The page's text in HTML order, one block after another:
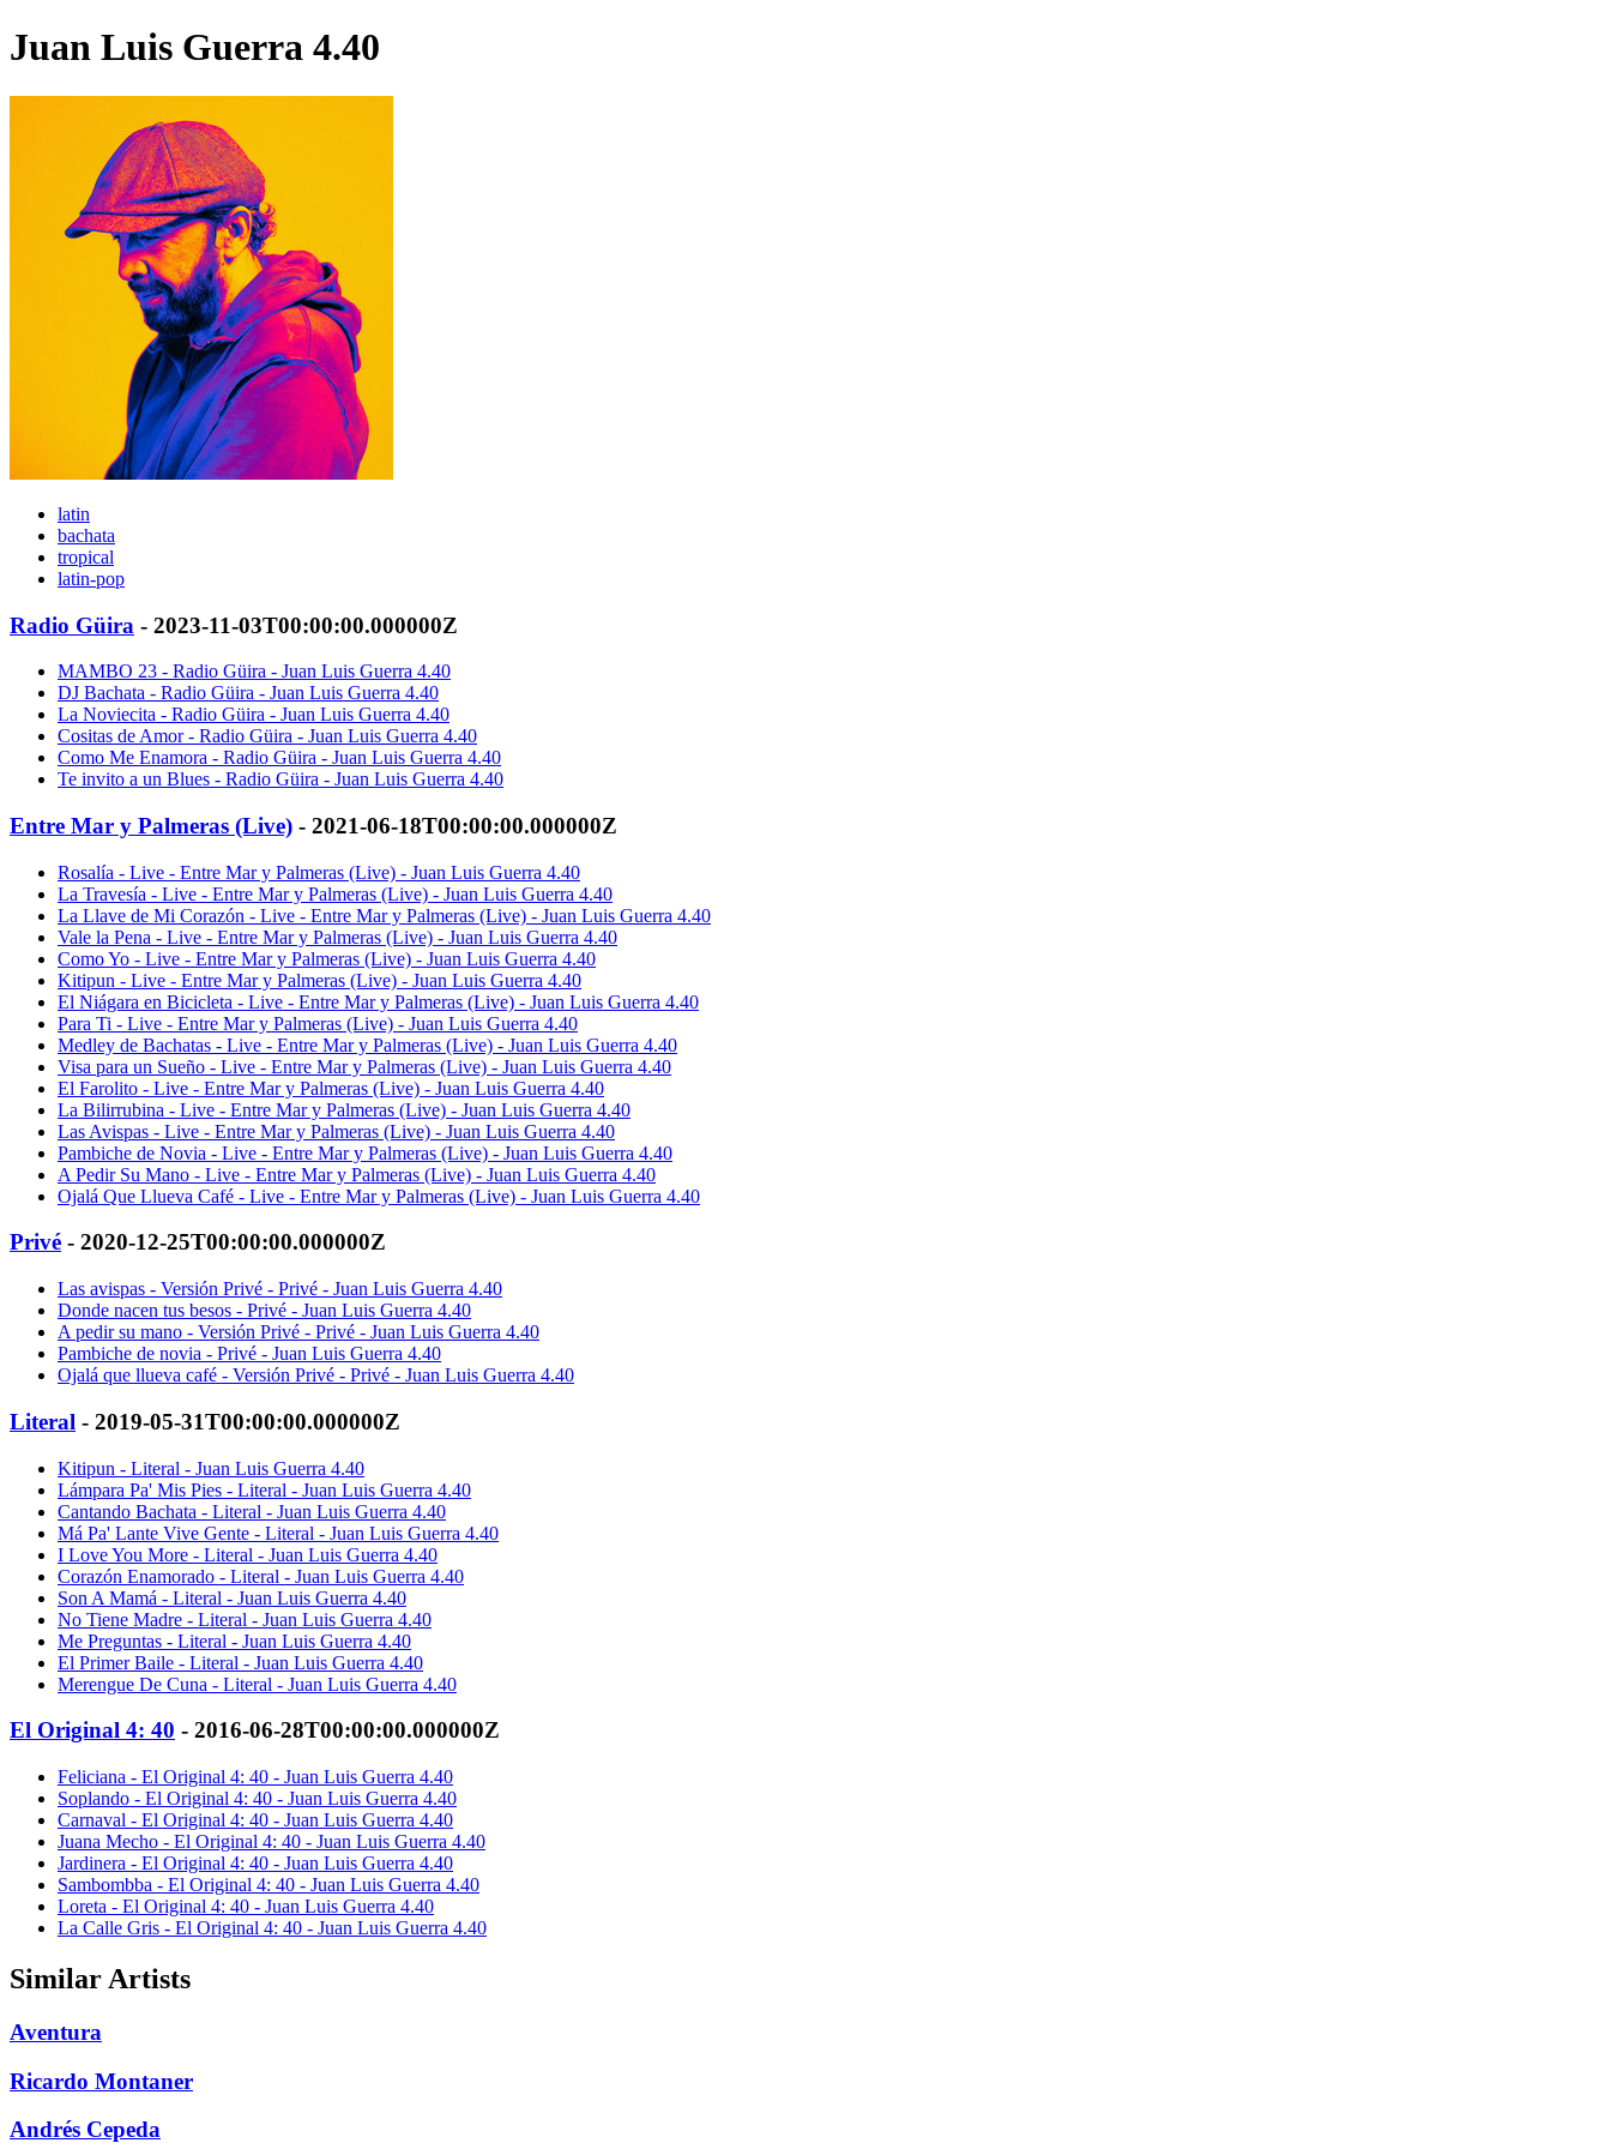
Juan Luis Guerra 4.40
latin
bachata
tropical
latin-pop
Radio Güira - 2023-11-03T00:00:00.000000Z
MAMBO 23 - Radio Güira - Juan Luis Guerra 4.40
DJ Bachata - Radio Güira - Juan Luis Guerra 4.40
La Noviecita - Radio Güira - Juan Luis Guerra 4.40
Cositas de Amor - Radio Güira - Juan Luis Guerra 4.40
Como Me Enamora - Radio Güira - Juan Luis Guerra 4.40
Te invito a un Blues - Radio Güira - Juan Luis Guerra 4.40
Entre Mar y Palmeras (Live) - 2021-06-18T00:00:00.000000Z
Rosalía - Live - Entre Mar y Palmeras (Live) - Juan Luis Guerra 4.40
La Travesía - Live - Entre Mar y Palmeras (Live) - Juan Luis Guerra 4.40
La Llave de Mi Corazón - Live - Entre Mar y Palmeras (Live) - Juan Luis Guerra 4.40
Vale la Pena - Live - Entre Mar y Palmeras (Live) - Juan Luis Guerra 4.40
Como Yo - Live - Entre Mar y Palmeras (Live) - Juan Luis Guerra 4.40
Kitipun - Live - Entre Mar y Palmeras (Live) - Juan Luis Guerra 4.40
El Niágara en Bicicleta - Live - Entre Mar y Palmeras (Live) - Juan Luis Guerra 4.40
Para Ti - Live - Entre Mar y Palmeras (Live) - Juan Luis Guerra 4.40
Medley de Bachatas - Live - Entre Mar y Palmeras (Live) - Juan Luis Guerra 4.40
Visa para un Sueño - Live - Entre Mar y Palmeras (Live) - Juan Luis Guerra 4.40
El Farolito - Live - Entre Mar y Palmeras (Live) - Juan Luis Guerra 4.40
La Bilirrubina - Live - Entre Mar y Palmeras (Live) - Juan Luis Guerra 4.40
Las Avispas - Live - Entre Mar y Palmeras (Live) - Juan Luis Guerra 4.40
Pambiche de Novia - Live - Entre Mar y Palmeras (Live) - Juan Luis Guerra 4.40
A Pedir Su Mano - Live - Entre Mar y Palmeras (Live) - Juan Luis Guerra 4.40
Ojalá Que Llueva Café - Live - Entre Mar y Palmeras (Live) - Juan Luis Guerra 4.40
Privé - 2020-12-25T00:00:00.000000Z
Las avispas - Versión Privé - Privé - Juan Luis Guerra 4.40
Donde nacen tus besos - Privé - Juan Luis Guerra 4.40
A pedir su mano - Versión Privé - Privé - Juan Luis Guerra 4.40
Pambiche de novia - Privé - Juan Luis Guerra 4.40
Ojalá que llueva café - Versión Privé - Privé - Juan Luis Guerra 4.40
Literal - 2019-05-31T00:00:00.000000Z
Kitipun - Literal - Juan Luis Guerra 4.40
Lámpara Pa' Mis Pies - Literal - Juan Luis Guerra 4.40
Cantando Bachata - Literal - Juan Luis Guerra 4.40
Má Pa' Lante Vive Gente - Literal - Juan Luis Guerra 4.40
I Love You More - Literal - Juan Luis Guerra 4.40
Corazón Enamorado - Literal - Juan Luis Guerra 4.40
Son A Mamá - Literal - Juan Luis Guerra 4.40
No Tiene Madre - Literal - Juan Luis Guerra 4.40
Me Preguntas - Literal - Juan Luis Guerra 4.40
El Primer Baile - Literal - Juan Luis Guerra 4.40
Merengue De Cuna - Literal - Juan Luis Guerra 4.40
El Original 4: 40 - 2016-06-28T00:00:00.000000Z
Feliciana - El Original 4: 40 - Juan Luis Guerra 4.40
Soplando - El Original 4: 40 - Juan Luis Guerra 4.40
Carnaval - El Original 4: 40 - Juan Luis Guerra 4.40
Juana Mecho - El Original 4: 40 - Juan Luis Guerra 4.40
Jardinera - El Original 4: 40 - Juan Luis Guerra 4.40
Sambombba - El Original 4: 40 - Juan Luis Guerra 4.40
Loreta - El Original 4: 40 - Juan Luis Guerra 4.40
La Calle Gris - El Original 4: 40 - Juan Luis Guerra 4.40
Similar Artists
Aventura
Ricardo Montaner
Andrés Cepeda